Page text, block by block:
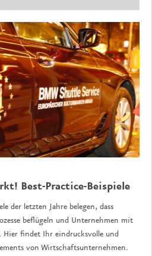
Best-Practice-Beispiele
der letzten Jahre belegen, dass
beflügeln und Unternehmen mit
Hier findet Ihr eindrucksvolle und
von Wirtschaftsunternehmen.